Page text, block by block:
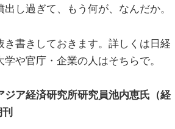
し過ぎて、もう何が、なんだか。
書きしておきます。詳しくは日経
や官庁・企業の人はそちらで。
ア経済研究所研究員池内恵氏（経